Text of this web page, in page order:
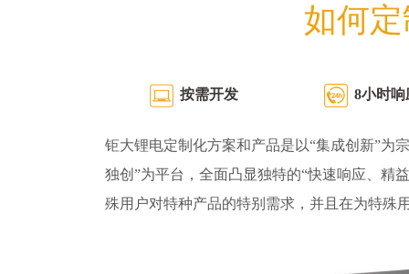
如何
按需开发 8小时响
钜大锂电定制化方案和产品是以“集成创新”为
独创”为平台，全面凸显独特的“快速响应、精
殊用户对特种产品的特别需求，并且在为特殊